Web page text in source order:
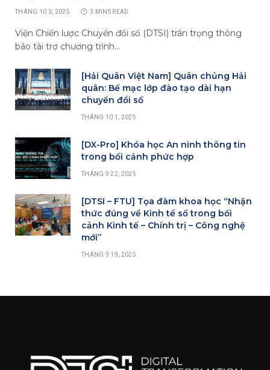
THÁNG 10 3, 2025 3 MINS READ
Viện Chiến lược Chuyển đổi số (DTSI) trân trọng thông
báo tài trợ chương trình…
[Hải Quân Việt Nam] Quân chủng Hải
quân: Bế mạc lớp đào tạo dài hạn
chuyển đổi số
THÁNG 10 1, 2025
[DX-Pro] Khóa học An ninh thông tin
trong bối cảnh phức hợp
THÁNG 9 22, 2025
[DTSI – FTU] Tọa đàm khoa học “Nhận
thức đúng về Kinh tế số trong bối
cảnh Kinh tế – Chính trị – Công nghệ
mới”
THÁNG 9 19, 2025